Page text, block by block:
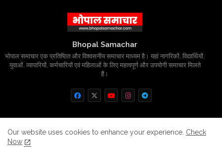
Bhopal Samachar
भोपाल समाचार एक प्रतिष्ठित और विश्वसनीय समाचार माध्यम है। यहां नागरिकों, विद्यार्थियों,
युवाओं, व्यापारियों, कर्मचारियों एवं महिलाओं के लिए महत्वपूर्ण और उपयोगी समाचार मिलते
हैं।
Home About Contact us
Privacy Policy
Our website uses cookies to enhance your experience. Check
Now